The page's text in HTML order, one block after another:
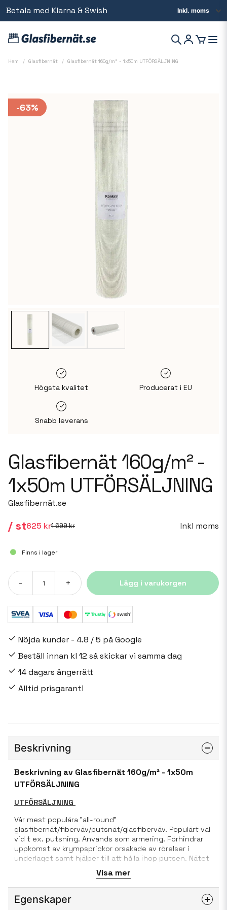
Betala med Klarna & Swish
Beställ innan kl 14 så skickar vi samma dag
Hem Glasfibernät Glasfibernät 160g/m² - 1x50m UTFÖRSÄLJNING
-63%
Högsta kvalitet Producerat i EU
Snabb leverans
Glasfibernät 160g/m² -
1x50m UTFÖRSÄLJNING
Glasfibernät.se
1 699 kr
625 kr
/ st Inkl moms
Finns i lager
- + Lägg i varukorgen
Nöjda kunder - 4.8 / 5 på Google
Beställ innan kl 12 så skickar vi samma dag
14 dagars ångerrätt
Alltid prisgaranti
Beskrivning
Beskrivning av Glasfibernät 160g/m² - 1x50m
UTFÖRSÄLJNING
UTFÖRSÄLJNING
Vår mest populära "all-round"
glasfibernät/fiberväv/putsnät/glasfiberväv. Populärt val
vid t ex. putsning. Används som armering. Förhindrar
uppkomst av krympsprickor orsakade av rörelser i
underlaget samt hjälper till att hålla ihop putsen. Nätet
ska täcka hela ytan och skarvas genom omlottläggning
på minst 100 mm. Näten har markeringar för att
underlätta korrekt överlappning.
Optimal maskstorlek
Visa mer
Egenskaper